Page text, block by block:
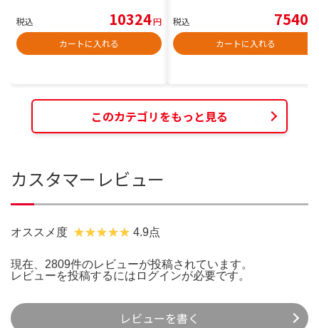
税込 10324円
カートに入れる
税込 7540
カートに入れる
このカテゴリをもっと見る
カスタマーレビュー
オススメ度 4.9点
現在、2809件のレビューが投稿されています。
レビューを投稿するには ログインが必要です。
レビューを書く